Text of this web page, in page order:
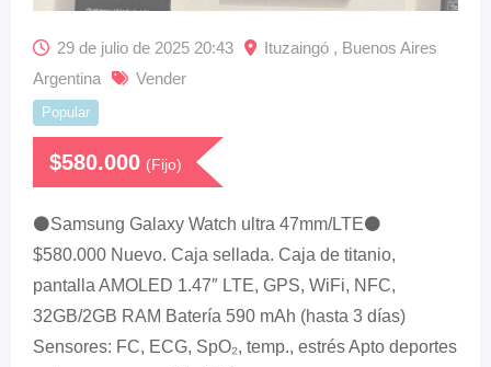
29 de julio de 2025 20:43
Ituzaingó , Buenos Aires
Argentina
Vender
Popular
$580.000 (Fijo)
⚫Samsung Galaxy Watch ultra 47mm/LTE⚫
$580.000 Nuevo. Caja sellada. Caja de titanio,
pantalla AMOLED 1.47″ LTE, GPS, WiFi, NFC,
32GB/2GB RAM Batería 590 mAh (hasta 3 días)
Sensores: FC, ECG, SpO₂, temp., estrés Apto deportes